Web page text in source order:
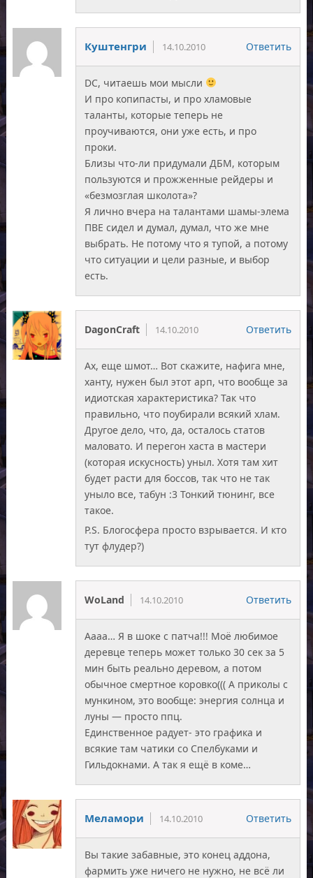
Куштенгри 14.10.2010 Ответить
DC, читаешь мои мысли
И про копипасты, и про хламовые
таланты, которые теперь не
проучиваются, они уже есть, и про
проки.
Близы что-ли придумали ДБМ, которым
пользуются и прожженные рейдеры и
«безмозглая школота»?
Я лично вчера на талантами шамы-элема
ПВЕ сидел и думал, думал, что же мне
выбрать. Не потому что я тупой, а потому
что ситуации и цели разные, и выбор
есть.
DagonCraft 14.10.2010 Ответить
Ах, еще шмот… Вот скажите, нафига мне,
ханту, нужен был этот арп, что вообще за
идиотская характеристика? Так что
правильно, что поубирали всякий хлам.
Другое дело, что, да, осталось статов
маловато. И перегон хаста в мастери
(которая искусность) уныл. Хотя там хит
будет расти для боссов, так что не так
уныло все, табун :3 Тонкий тюнинг, все
такое.
P.S. Блогосфера просто взрывается. И кто
тут флудер?)
WoLand 14.10.2010 Ответить
Аааа… Я в шоке с патча!!! Моё любимое
деревце теперь может только 30 сек за 5
мин быть реально деревом, а потом
обычное смертное коровко((( А приколы с
мункином, это вообще: энергия солнца и
луны — просто ппц.
Единственное радует- это графика и
всякие там чатики со Спелбуками и
Гильдокнами. А так я ещё в коме…
Меламори 14.10.2010 Ответить
Вы такие забавные, это конец аддона,
фармить уже ничего не нужно, не всё ли